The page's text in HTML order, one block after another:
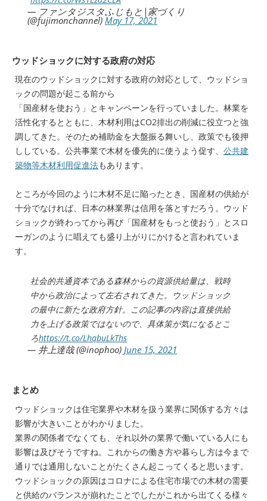
— ファンタジスタふじもと|家づくり
(@fujimonchannel) May 17, 2021
ウッドショックに対する政府の対応
現在のウッドショックに対する政府の対応として、ウッドショ
ックの問題が起こる前から
「国産材を使おう」とキャンペーンを行っていました。林業を
活性化するとともに、木材利用はCO2排出の削減に役立つと強
調してきた。そのため補助金を大盤振る舞いし、政策でも後押
ししている。公共事業で木材を優先的に使うよう促す、 公共建
築物等木材利用促進法もあります。
ところが今回のように木材不足に陥ったとき、国産材の供給が
十分でなければ、日本の林業界は信用を落とすだろう。ウッド
ショックが終わってから再び「国産材をもっと使おう」とスロ
ーガンのように唱えても盛り上がりにかけると言われていま
す。
社会的共通資本である森林からの資源供給量は、戦時
中から政治によって左右されてきた。ウッドショック
の最中に新たな政府方針。この記事の内容は直接供給
力を上げる政策ではないので、具体策が気になるとこ
ろhttps://t.co/LhqbuLkThs
— 井上達哉 (@inophoo)June 15, 2021
まとめ
ウッドショックは住宅業界や木材を扱う業界に関係する方々は
影響が大きいことがわかりました。
業界の関係者でなくても、それ以外の業界で働いている人にも
影響は及びそうですね。これからの働き方や暮らし方は今まで
通りでは通用しないことがたくさん起こってくると思います。
ウッドショックの原因はコロナによる住宅市場での木材の需要
と供給のバランスが崩れたことでしたがこれから出てくる様々